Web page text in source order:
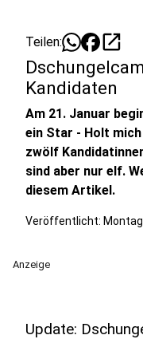
Teilen: open_in_new
Kandidaten
Am 21. Januar
ein Star - Holt
zwölf
sind aber nur elf.
diesem Artikel.
Veröffentlicht:
Anzeige
Update: